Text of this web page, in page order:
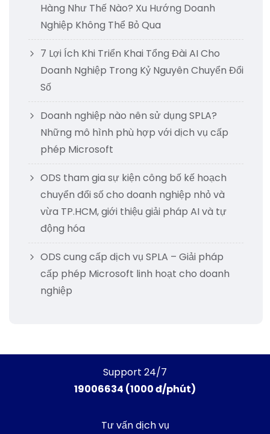
Hàng Như Thế Nào? Xu Hướng Doanh
Nghiệp Không Thể Bỏ Qua
7 Lợi Ích Khi Triển Khai Tổng Đài AI Cho
Doanh Nghiệp Trong Kỷ Nguyên Chuyển Đổi
Số
Doanh nghiệp nào nên sử dụng SPLA?
Những mô hình phù hợp với dịch vụ cấp
phép Microsoft
ODS tham gia sự kiện công bố kế hoạch
chuyển đổi số cho doanh nghiệp nhỏ và
vừa TP.HCM, giới thiệu giải pháp AI và tự
động hóa
ODS cung cấp dịch vụ SPLA – Giải pháp
cấp phép Microsoft linh hoạt cho doanh
nghiệp
Support 24/7
19006634 (1000 đ/phút)
Tư vấn dịch vụ